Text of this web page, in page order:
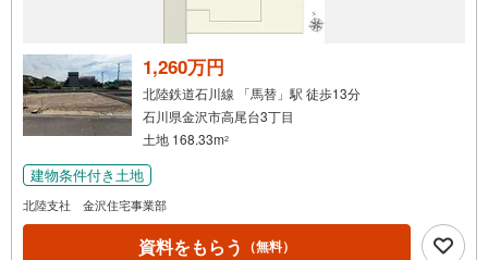
1,260万円
北陸鉄道石川線 「馬替」駅 徒歩13分
石川県金沢市高尾台3丁目
土地 168.33m2
建物条件付き土地
北陸支社 金沢住宅事業部
資料をもらう （無料）